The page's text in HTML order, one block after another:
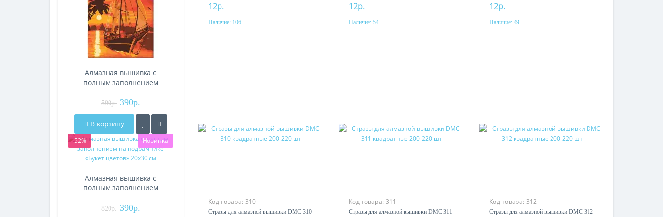
Алмазная вышивка с
полным заполнением
590р. 390р.
В корзину
-52% Новинка
Алмазная вышивка с
полным заполнением
цветов» 20х30 см
820р. 390р.
12р.
Купить
Наличие: 106
12р.
Купить
Наличие: 54
12р.
Купить
Наличие: 49
Код товара: 310
Стразы для алмазной вышивки DMC 310
Код товара: 311
Стразы для алмазной вышивки DMC 311
Код товара: 312
Стразы для алмазной вышивки DMC 312